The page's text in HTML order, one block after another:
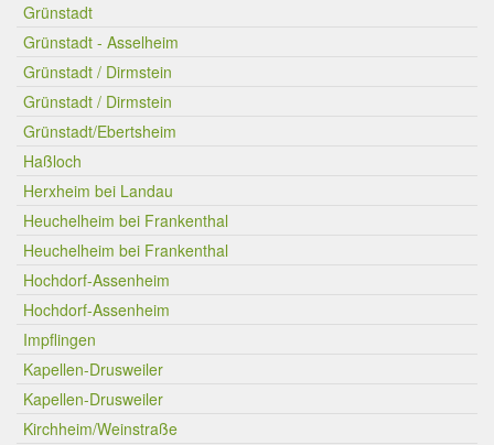
Grünstadt
Grünstadt - Asselheim
Grünstadt / Dirmstein
Grünstadt / Dirmstein
Grünstadt/Ebertsheim
Haßloch
Herxheim bei Landau
Heuchelheim bei Frankenthal
Heuchelheim bei Frankenthal
Hochdorf-Assenheim
Hochdorf-Assenheim
Impflingen
Kapellen-Drusweiler
Kapellen-Drusweiler
Kirchheim/Weinstraße